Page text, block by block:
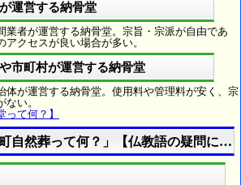
運営する納骨堂
業者が運営する納骨堂。宗旨・宗派が自由であ
クセスが良い場合が多い。
市町村が運営する納骨堂
体が運営する納骨堂。使用料や管理料が安く、宗
い。
て何？】
自然葬って何？」【仏教語の疑問に答